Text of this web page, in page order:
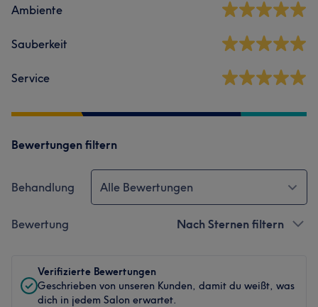
Ambiente
Sauberkeit
Service
Bewertungen filtern
Behandlung Alle Bewertungen
Bewertung Nach Sternen filtern
Verifizierte Bewertungen
Geschrieben von unseren Kunden, damit du weißt, was
dich in jedem Salon erwartet.